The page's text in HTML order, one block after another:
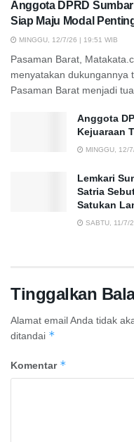
Anggota DPRD
Siap Maju Modal
MINGGU, 12/7/26 | 19:51 WIB
Pasaman Barat,
menyatakan dukungannya
Pasaman Barat menjadi
Anggota
Kejuaraan
MINGGU, 12/
Lemkari
Satria
Satukan
SABTU, 11/7/
Tinggalkan
Alamat email Anda tidak
ditandai *
Komentar *